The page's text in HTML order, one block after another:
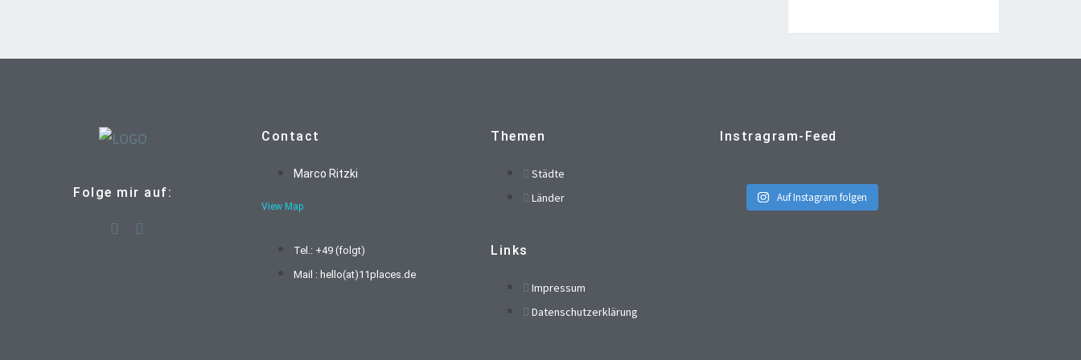
Folge mir auf:
Contact
Marco Ritzki
View Map
Tel.: +49 (folgt)
Mail : hello(at)11places.de
Themen
Städte
Länder
Links
Impressum
Datenschutzerklärung
Instragram-Feed
Auf Instagram folgen